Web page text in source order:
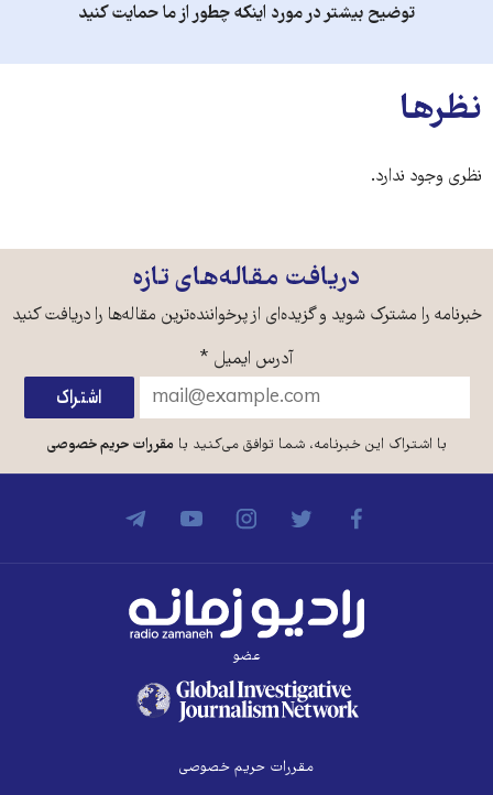
توضیح بیشتر در مورد اینکه چطور از ما حمایت کنید
نظرها
نظری وجود ندارد.
دریافت مقاله‌های تازه
خبرنامه را مشترک شوید و گزیده‌ای از پرخواننده‌ترین مقاله‌ها را دریافت کنید
آدرس ایمیل *
با اشتراک این خبرنامه، شما توافق می‌کنید بامقررات حریم خصوصی
عضو
مقررات حریم خصوصی